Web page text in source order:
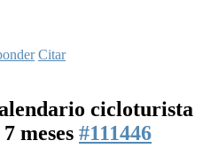
Citar
cicloturista
meses #111446